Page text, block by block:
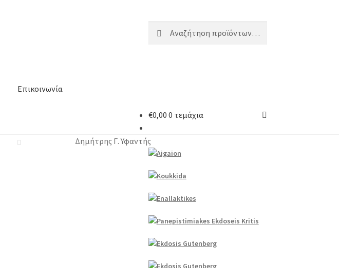
για:
Επικοινωνία
€0,00 0 τεμάχια
Δημήτρης Γ. Υφαντής